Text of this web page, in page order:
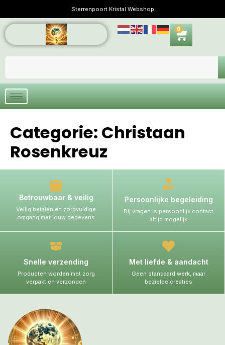
Sterrenpoort Kristal Webshop
0
Categorie: Christaan
Rosenkreuz
Betrouwbaar & veilig
Veilig betalen en zorgvuldige
omgang met jouw gegevens
Persoonlijke begeleiding
Bij vragen is persoonlijk contact
altijd mogelijk
Snelle verzending
Producten worden met zorg
verpakt en verzonden
Met liefde & aandacht
Geen standaard werk, maar
bezielde creaties